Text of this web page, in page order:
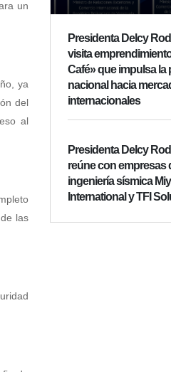
un
ya
del
al
las
Presidenta Delcy
visita
Café» que impulsa
nacional hacia
internacionales
Presidenta Delcy
reúne con empresas
ingeniería sísmica
International y TFI